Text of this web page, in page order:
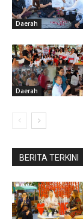
Daerah
Daerah
BERITA TERKINI